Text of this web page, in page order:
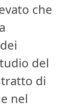
che
del
di
nel